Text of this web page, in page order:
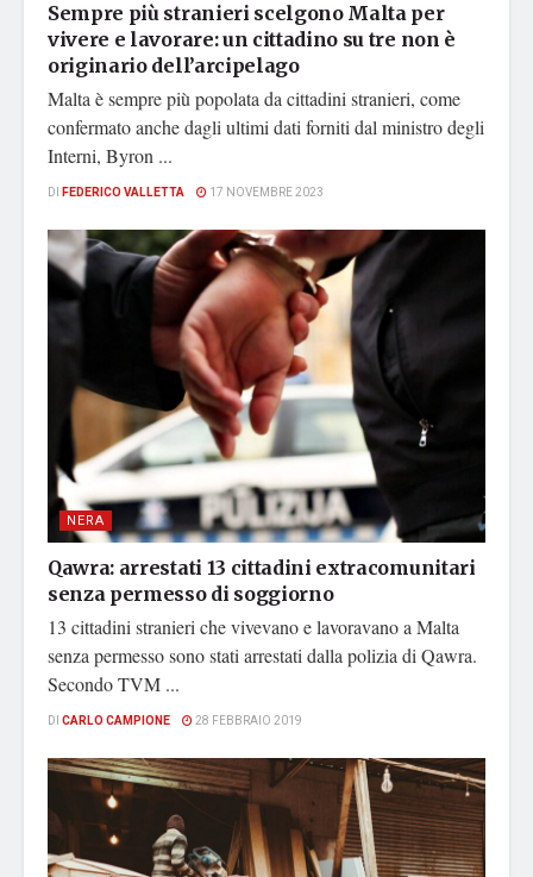
Sempre più stranieri scelgono Malta per
vivere e lavorare: un cittadino su tre non è
originario dell’arcipelago
Malta è sempre più popolata da cittadini stranieri, come
confermato anche dagli ultimi dati forniti dal ministro degli
Interni, Byron ...
DI FEDERICO VALLETTA 17 NOVEMBRE 2023
NERA
Qawra: arrestati 13 cittadini extracomunitari
senza permesso di soggiorno
13 cittadini stranieri che vivevano e lavoravano a Malta
senza permesso sono stati arrestati dalla polizia di Qawra.
Secondo TVM ...
DI CARLO CAMPIONE 28 FEBBRAIO 2019